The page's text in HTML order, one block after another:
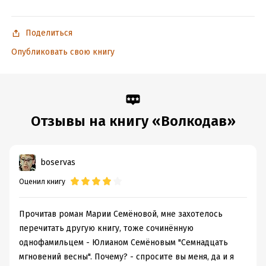
самостоятельную жизнь в произведениях других авторов,
1 января 1995
Год издания:2025
Время на чтение:
Поделиться
Опубликовать свою книгу
Отзывы на книгу «Волкодав»
boservas
Оценил книгу
Прочитав роман Марии Семёновой, мне захотелось
перечитать другую книгу, тоже сочинённую
однофамильцем - Юлианом Семёновым "Семнадцать
мгновений весны". Почему? - спросите вы меня, да и я